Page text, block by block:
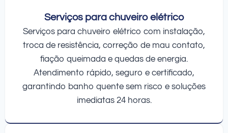
Serviços para chuveiro elétrico
Serviços para chuveiro elétrico com instalação,
troca de resistência, correção de mau contato,
fiação queimada e quedas de energia.
Atendimento rápido, seguro e certificado,
garantindo banho quente sem risco e soluções
imediatas 24 horas.